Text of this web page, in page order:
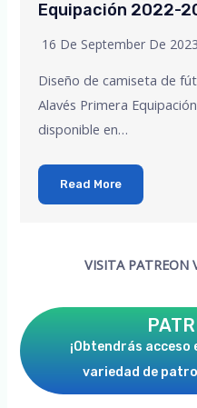
Equipación 2022-
16 De September De 2023
Diseño de camiseta de
Alavés Primera
disponible en…
Read More
VISITA PATREON
¡Obtendrás acceso
variedad de